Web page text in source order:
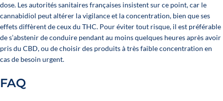
dose. Les autorités sanitaires françaises insistent sur ce point, car le
cannabidiol peut altérer la vigilance et la concentration, bien que ses
effets diffèrent de ceux du THC. Pour éviter tout risque, il est préférable
de s’abstenir de conduire pendant au moins quelques heures après avoir
pris du CBD, ou de choisir des produits à très faible concentration en
cas de besoin urgent.
FAQ